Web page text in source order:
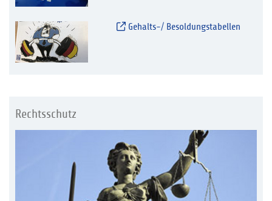
Gehalts-/ Besoldungstabellen
Rechtsschutz